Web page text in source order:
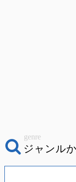
ジャンル
genre